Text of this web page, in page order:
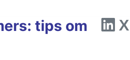
tips om